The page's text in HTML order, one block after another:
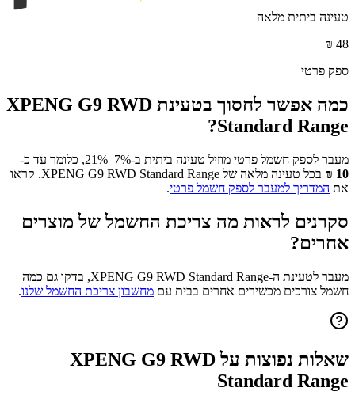
טעינה ביתית מלאה
48
₪
ספק פרטי
כמה אפשר לחסוך בטעינת XPENG G9 RWD
Standard Range
?
מעבר לספק חשמל פרטי מוזיל טעינה ביתית ב-7%–21%, כלומר עד כ-
10
₪ בכל טעינה מלאה של XPENG G9 RWD Standard Range. קראו
את המדריך למעבר לספק חשמל פרטי.
סקרנים לראות מה צריכת החשמל של מוצרים
אחרים?
מעבר לטעינת ה-XPENG G9 RWD Standard Range, בדקו גם כמה
חשמל צורכים מכשירים אחרים בבית עם מחשבון צריכת החשמל שלנו.
שאלות נפוצות עלXPENG G9 RWD
Standard Range